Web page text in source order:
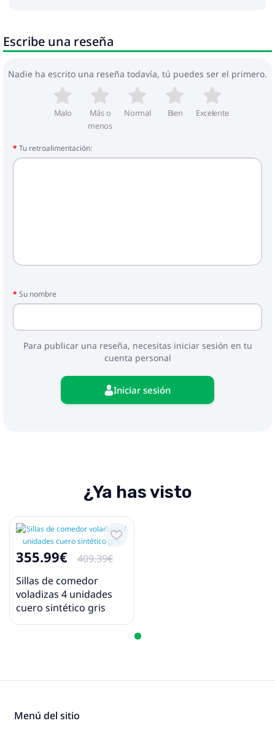
Escribe una reseña
Nadie ha escrito una reseña todavía, tú puedes ser el primero.
Malo
Más o
menos
Normal Bien Excelente
Tu retroalimentación:
Su nombre
Para publicar una reseña, necesitas iniciar sesión en tu
cuenta personal
Iniciar sesión
¿Ya has visto
355.99€
409.39€
Sillas de comedor
voladizas 4 unidades
cuero sintético gris
Menú del sitio